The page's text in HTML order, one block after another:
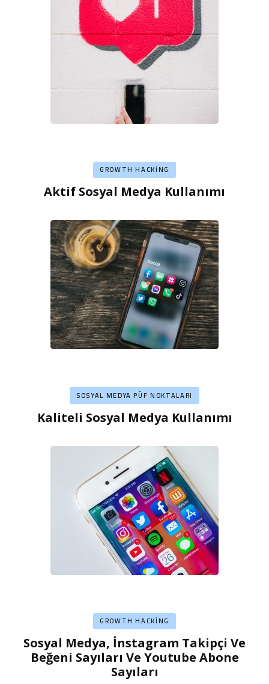
GROWTH HACKING
Aktif Sosyal Medya Kullanımı
SOSYAL MEDYA PÜF NOKTALARI
Kaliteli Sosyal Medya Kullanımı
GROWTH HACKING
Sosyal Medya, İnstagram Takipçi Ve
Beğeni Sayıları Ve Youtube Abone
Sayıları